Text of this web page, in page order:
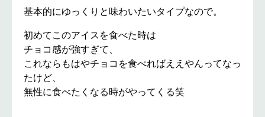
基本的にゆっくりと味わいたいタイプなので。
初めてこのアイスを食べた時は
チョコ感が強すぎて、
これならもはやチョコを食べればええやんってなっ
たけど、
無性に食べたくなる時がやってくる笑